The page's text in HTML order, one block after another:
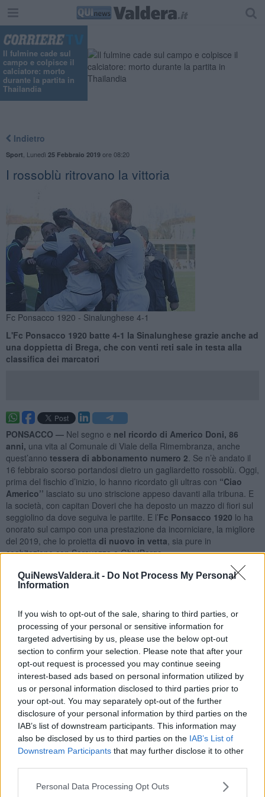
QuiNewsValdera.it - Do Not Process My Personal
Information
If you wish to opt-out of the sale, sharing to third parties, or
processing of your personal or sensitive information for
targeted advertising by us, please use the below opt-out
section to confirm your selection. Please note that after your
opt-out request is processed you may continue seeing
interest-based ads based on personal information utilized by
us or personal information disclosed to third parties prior to
your opt-out. You may separately opt-out of the further
disclosure of your personal information by third parties on the
IAB’s list of downstream participants. This information may
also be disclosed by us to third parties on the IAB’s List of
Downstream Participants that may further disclose it to other
Personal Data Processing Opt Outs
Il fulmine cade sul
campo e colpisce il
calciatore: morto
durante la partita in
Thailandia
Indietro
Sport Lunedì 25 Febbraio 2019ore 08:20
I rossoblù ritrovano la vittoria
Fc Ponsacco 1920 - Sinalunghese 4-1
L'Fc Ponsacco 1920 batte 4-1 la Sinalunghese grazie anche ad
una doppietta di Brega, che con venti reti sale in testa alla
classifica dei marcatori
PONSACCO — Nel segno e nel ricordo di Americo Doni, 86
anni, una vita al Comunale di Viale della Rimembranza, anche
quest’anno tessera di abbonamento numero 2 . Se n’è andato il
16 febbraio scorso portandosi dietro un gagliardetto rossoblù. Oggi,
prima del fischio d’inizio, lo hanno ricordato gli ultras con “Ciao
Americo’’ lasciato su uno striscione appeso davanti alla tribuna. E
la società, con capitan Doveri che ha deposto un mazzo di fiori sul
seggiolino da dove seguiva le partite. E l’Fc Ponsacco 1920 lo ha
onorato sul campo con una prestazione da incorniciare, la migliore
del 2019, che lo proietta di nuovo in vetta , sia pure in
coabitazione con Seravezza e GhiviBorgo.
Brega sblocca il risultato dopo apenna sei minuti:
apre per
Tazzer e poi si fa trovare in area, insaccando di precisione sul
viva dalle parti di De Carlo, sono brividi: al 24' Chiasserini incorna
da distanza ravvicinata, il portiere di casa vola e respinge e
Mencagli insacca da due passi ma in posizione di fuorigioco. Lo
spavento suggerisce prudenza ai padroni di casa che arretrano un
po’ il baricentro lasciando alla Sinalunghese solo conclusioni dalla
distanza: insidiose, in particolare le punizioni di Vasseur al 41’ e di
Adamo al 43’, entrambe respinte con sicurezza da De Carlo.
Nella ripresa il gol che chiude la partita: al 5' Semprini brucia sul
tempo Calveri, rigore netto e dal dischetto Caciagli non perdona:
portiere da una parte e palla dall’altra. E al 21’ potrebbero già
sinistra e batte Cefariello in uscita calando il tris. L’abbraccio a